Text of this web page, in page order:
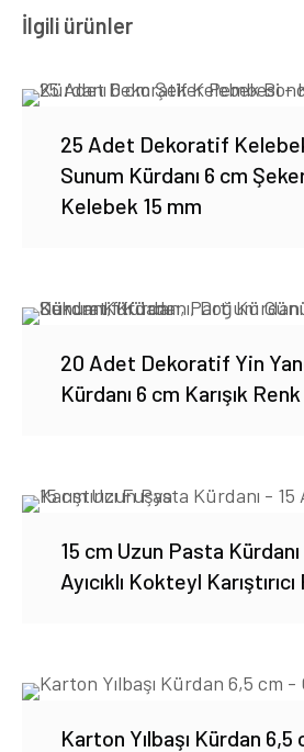
İlgili ürünler
25 Adet Dekoratif
Sunum Kürdanı 6 cm
Kelebek 15 mm
20 Adet Dekoratif Yin
Kürdanı 6 cm Karışık Renk
15 cm Uzun Pasta
Ayıcıklı Kokteyl
Karton Yılbaşı Kürdan 6,5